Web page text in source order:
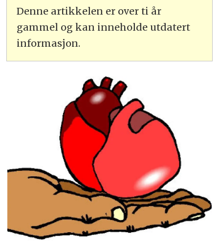
Denne artikkelen er over ti år
gammel og kan inneholde utdatert
informasjon.